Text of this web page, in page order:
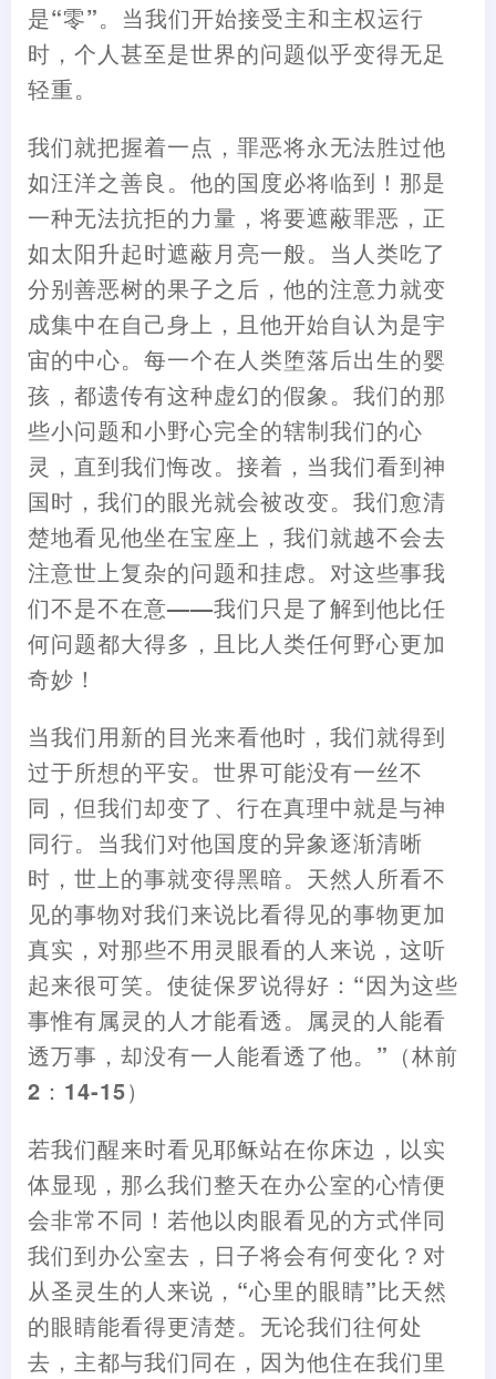
是“零”。 当我们开始接受主和主权运行
时 ， 个人甚至是世界的问题似乎变得无足
轻重。
我们就把握着一点 ， 罪恶将永无法胜过他
如汪洋之善良。他的国度必将临到 ！ 那是
一种无法抗拒的力量 ， 将要遮蔽罪恶 ， 正
如太阳升起时遮蔽月亮一般。当人类吃了
分别善恶树的果子之后 ， 他的注意力就变
成集中在自己身上 ， 且他开始自认为是宇
宙的中心。 每一个在人类堕落后出生的婴
孩 ， 都遗传有这种虚幻的假象。我们的那
些小问题和小野心完全的辖制我们的心
灵 ， 直到我们悔改。接着 ， 当我们看到神
国时 ， 我们的眼光就会被改变。我们愈清
楚地看见他坐在宝座上 ， 我们就越不会去
注意世上复杂的问题和挂虑。对这些事我
们不是不在意——我们只是了解到他比任
何问题都大得多 ， 且比人类任何野心更加
奇妙 ！
当我们用新的目光来看他时 ， 我们就得到
过于所想的平安。世界可能没有一丝不
同 ， 但我们却变了、行在真理中就是与神
同行。当我们对他国度的异象逐渐清晰
时 ， 世上的事就变得黑暗。天然人所看不
见的事物对我们来说比看得见的事物更加
真实 ， 对那些不用灵眼看的人来说 ， 这听
起来很可笑。使徒保罗说得好 ： “因为这些
事惟有属灵的人才能看透。属灵的人能看
透万事 ， 却没有一人能看透了他。” （林前
2 ： 14-15）
若我们醒来时看见耶稣站在你床边 ， 以实
体显现 ， 那么我们整天在办公室的心情便
会非常不同 ！ 若他以肉眼看见的方式伴同
我们到办公室去 ， 日子将会有何变化 ？ 对
从圣灵生的人来说 ， “心里的眼睛”比天然
的眼睛能看得更清楚。无论我们往何处
去 ， 主都与我们同在 ， 因为他住在我们里